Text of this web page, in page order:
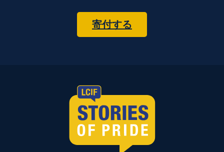
寄付する